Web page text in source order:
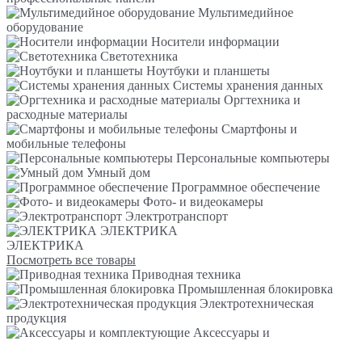
Мультимедийное
оборудование
Носители информации
Светотехника
Ноутбуки и планшеты
Системы хранения данных
Оргтехника и
расходные материалы
Смартфоны и
мобильные телефоны
Персональные компьютеры
Умный дом
Программное обеспечение
Фото- и видеокамеры
Электротранспорт
ЭЛЕКТРИКА
ЭЛЕКТРИКА
Посмотреть все товары
Приводная техника
Промышленная блокировка
Электротехническая
продукция
Аксессуары и